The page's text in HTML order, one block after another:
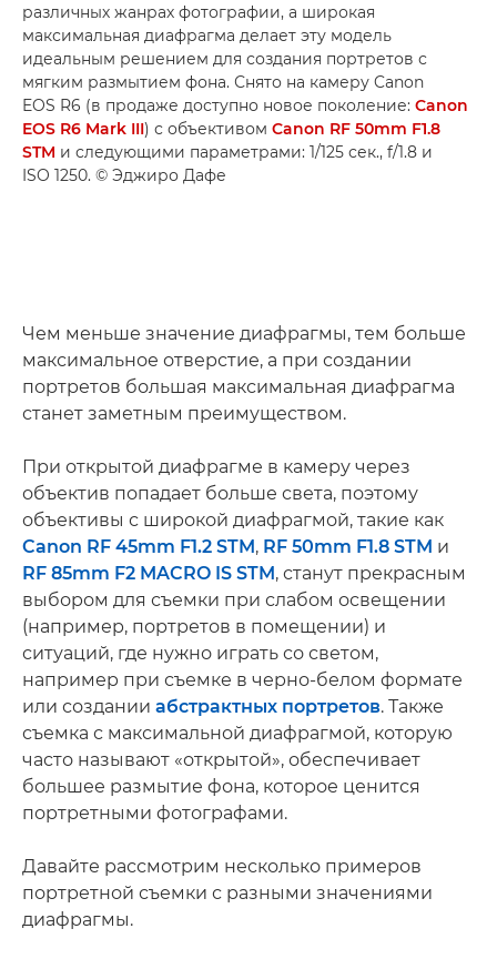
различных жанрах фотографии, а широкая
максимальная диафрагма делает эту модель
идеальным решением для создания портретов с
мягким размытием фона. Снято на камеру Canon
EOS R6 (в продаже доступно новое поколение: Canon
EOS R6 Mark III) с объективом Canon RF 50mm F1.8
STM и следующими параметрами: 1/125 сек., f/1.8 и
ISO 1250. © Эджиро Дафе
Чем меньше значение диафрагмы, тем больше
максимальное отверстие, а при создании
портретов большая максимальная диафрагма
станет заметным преимуществом.
При открытой диафрагме в камеру через
объектив попадает больше света, поэтому
объективы с широкой диафрагмой, такие как
Canon RF 45mm F1.2 STM, RF 50mm F1.8 STM и
RF 85mm F2 MACRO IS STM, станут прекрасным
выбором для съемки при слабом освещении
(например, портретов в помещении) и
ситуаций, где нужно играть со светом,
например при съемке в черно-белом формате
или создании абстрактных портретов. Также
съемка с максимальной диафрагмой, которую
часто называют «открытой», обеспечивает
большее размытие фона, которое ценится
портретными фотографами.
Давайте рассмотрим несколько примеров
портретной съемки с разными значениями
диафрагмы.